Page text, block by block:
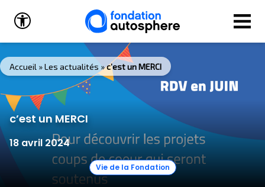
Ouvrir la barre d’outils
Accueil »Les actualités »c’est un MERCI
c’est un MERCI
18 avril 2024
Vie de la Fondation